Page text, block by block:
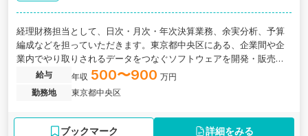
経理財務担当として、日次・月次・年次決算業務、余実分析、予算
編成などを担っていただきます。東京都中央区にある、企業間や企
業内でやり取りされるデータをつなぐソフトウェアを開発・販売し
ているIT企業の求人です。
給与 年収 500〜900 万円
勤務地
東京都中央区
ブックマーク 詳細をみる